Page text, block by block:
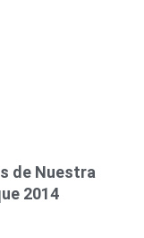
de Nuestra
2014